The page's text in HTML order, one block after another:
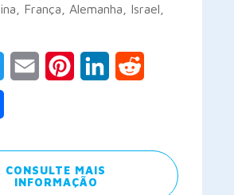
França, Alemanha, Israel,
Twitter Email PinterestLinkedIn
CONSULTE MAIS
INFORMAÇÃO